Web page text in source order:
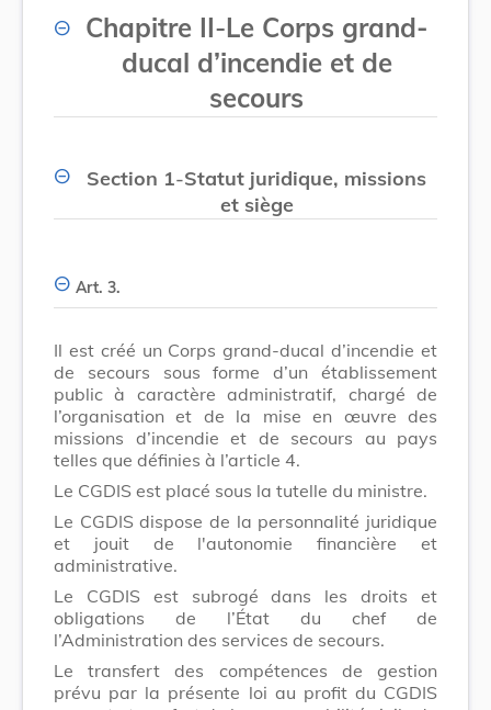
Chapitre II-Le Corps grand-
ducal d’incendie et de
secours
Section 1-Statut juridique, missions
et siège
Art. 3.
Il est créé un Corps grand-ducal d’incendie et
de secours sous forme d’un établissement
public à caractère administratif, chargé de
l’organisation et de la mise en œuvre des
missions d’incendie et de secours au pays
telles que définies à l’article 4.
Le CGDIS est placé sous la tutelle du ministre.
Le CGDIS dispose de la personnalité juridique
et jouit de l'autonomie financière et
administrative.
Le CGDIS est subrogé dans les droits et
obligations de l’État du chef de
l’Administration des services de secours.
Le transfert des compétences de gestion
prévu par la présente loi au profit du CGDIS